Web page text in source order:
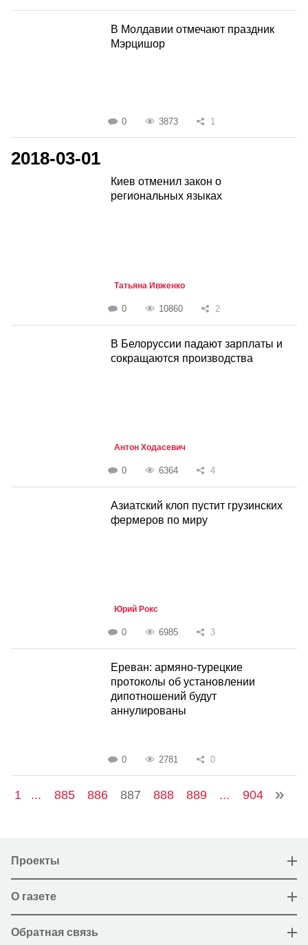
В Молдавии отмечают праздник
Мэрцишор
0 3873 1
2018-03-01
Киев отменил закон о
региональных языках
Татьяна Ивженко
0 10860 2
В Белоруссии падают зарплаты и
сокращаются производства
Антон Ходасевич
0 6364 4
Азиатский клоп пустит грузинских
фермеров по миру
Юрий Рокс
0 6985 3
Ереван: армяно-турецкие
протоколы об установлении
дипотношений будут
аннулированы
0 2781 0
1 ... 885 886 887 888 889 ... 904
Проекты
О газете
Обратная связь